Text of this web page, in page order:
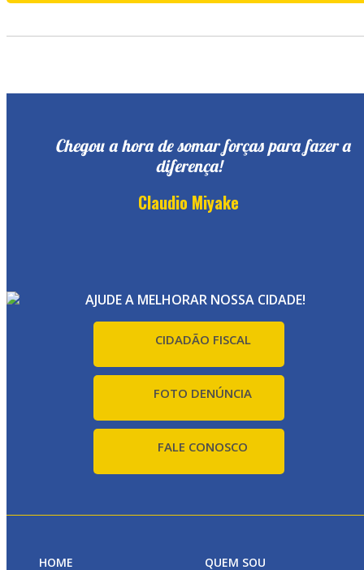
Chegou a hora de somar forças para fazer a
diferença!
Claudio Miyake
AJUDE A MELHORAR NOSSA CIDADE!
CIDADÃO FISCAL
FOTO DENÚNCIA
FALE CONOSCO
HOME QUEM SOU